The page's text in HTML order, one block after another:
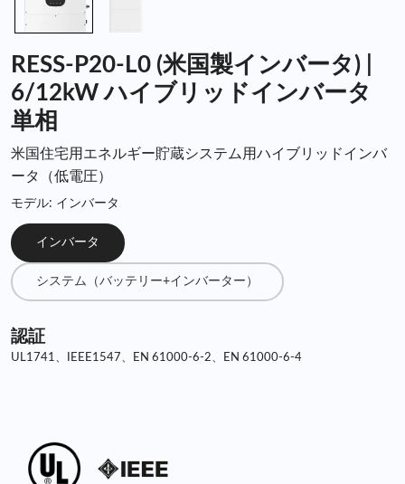
RESS-P20-L0 (米国製インバータ) |
6/12kW ハイブリッドインバータ
単相
米国住宅用エネルギー貯蔵システム用ハイブリッドインバ
ータ（低電圧）
モデル: インバータ
インバータ
システム（バッテリー+インバーター）
認証
UL1741、IEEE1547、EN 61000-6-2、EN 61000-6-4